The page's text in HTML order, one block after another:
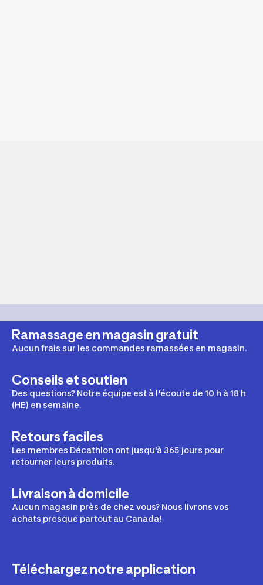
Ramassage en magasin gratuit
Aucun frais sur les commandes ramassées en magasin.
Conseils et soutien
Des questions? Notre équipe est à l'écoute de 10 h à 18 h
(HE) en semaine.
Retours faciles
Les membres Décathlon ont jusqu'à 365 jours pour
retourner leurs produits.
Livraison à domicile
Aucun magasin près de chez vous? Nous livrons vos
achats presque partout au Canada!
Téléchargez notre application